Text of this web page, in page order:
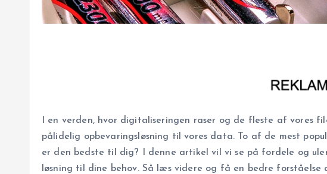
I en verden, hvor digitaliseringen raser og de fleste af vores
pålidelig opbevaringsløsning til vores data. To af de mest
er den bedste til dig? I denne artikel vil vi se på fordele og
løsning til dine behov. Så læs videre og få en bedre